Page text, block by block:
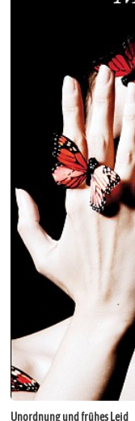
Unordnung und frühes Leid